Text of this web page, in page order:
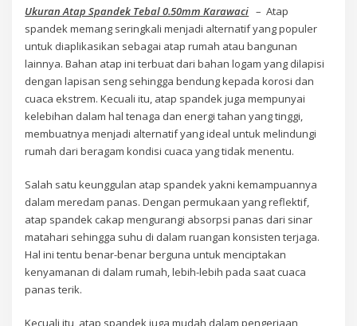
Ukuran Atap Spandek Tebal 0.50mm Karawaci – Atap
spandek memang seringkali menjadi alternatif yang populer
untuk diaplikasikan sebagai atap rumah atau bangunan
lainnya. Bahan atap ini terbuat dari bahan logam yang dilapisi
dengan lapisan seng sehingga bendung kepada korosi dan
cuaca ekstrem. Kecuali itu, atap spandek juga mempunyai
kelebihan dalam hal tenaga dan energi tahan yang tinggi,
membuatnya menjadi alternatif yang ideal untuk melindungi
rumah dari beragam kondisi cuaca yang tidak menentu.
Salah satu keunggulan atap spandek yakni kemampuannya
dalam meredam panas. Dengan permukaan yang reflektif,
atap spandek cakap mengurangi absorpsi panas dari sinar
matahari sehingga suhu di dalam ruangan konsisten terjaga.
Hal ini tentu benar-benar berguna untuk menciptakan
kenyamanan di dalam rumah, lebih-lebih pada saat cuaca
panas terik.
Kecuali itu, atap spandek juga mudah dalam pengerjaan